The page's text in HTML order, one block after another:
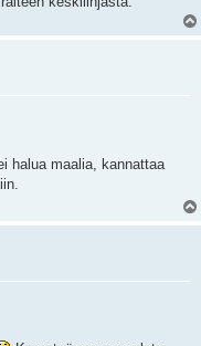
halua maalia, kannattaa